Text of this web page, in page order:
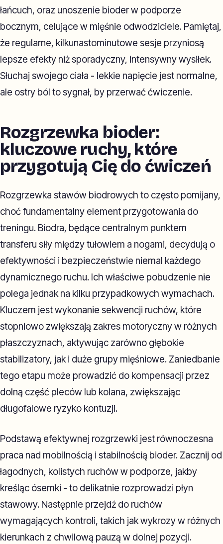
łańcuch, oraz unoszenie bioder w podporze
bocznym, celujące w mięśnie odwodziciele. Pamiętaj,
że regularne, kilkunastominutowe sesje przyniosą
lepsze efekty niż sporadyczny, intensywny wysiłek.
Słuchaj swojego ciała - lekkie napięcie jest normalne,
ale ostry ból to sygnał, by przerwać ćwiczenie.
Rozgrzewka bioder:
kluczowe ruchy, które
przygotują Cię do ćwiczeń
Rozgrzewka stawów biodrowych to często pomijany,
choć fundamentalny element przygotowania do
treningu. Biodra, będące centralnym punktem
transferu siły między tułowiem a nogami, decydują o
efektywności i bezpieczeństwie niemal każdego
dynamicznego ruchu. Ich właściwe pobudzenie nie
polega jednak na kilku przypadkowych wymachach.
Kluczem jest wykonanie sekwencji ruchów, które
stopniowo zwiększają zakres motoryczny w różnych
płaszczyznach, aktywując zarówno głębokie
stabilizatory, jak i duże grupy mięśniowe. Zaniedbanie
tego etapu może prowadzić do kompensacji przez
dolną część pleców lub kolana, zwiększając
długofalowe ryzyko kontuzji.
Podstawą efektywnej rozgrzewki jest równoczesna
praca nad mobilnością i stabilnością bioder. Zacznij od
łagodnych, kolistych ruchów w podporze, jakby
kreśląc ósemki - to delikatnie rozprowadzi płyn
stawowy. Następnie przejdź do ruchów
wymagających kontroli, takich jak wykrozy w różnych
kierunkach z chwilową pauzą w dolnej pozycji.